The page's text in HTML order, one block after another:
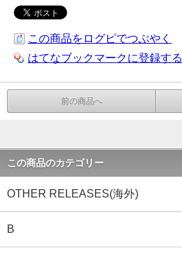
この商品をログピでつぶやく
はてなブックマークに登録する
前の商品へ
この商品のカテゴリー
OTHER RELEASES(海外)
B